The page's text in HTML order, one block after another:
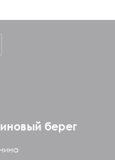
берег